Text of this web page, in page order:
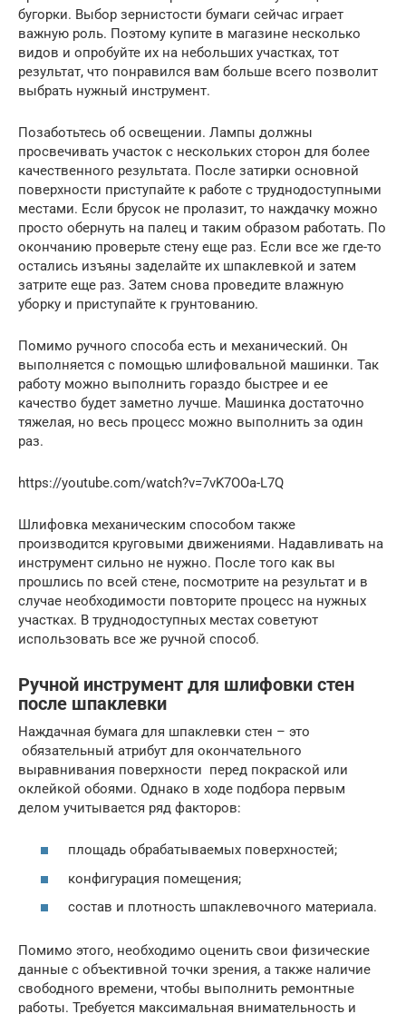
бугорки. Выбор зернистости бумаги сейчас играет
важную роль. Поэтому купите в магазине несколько
видов и опробуйте их на небольших участках, тот
результат, что понравился вам больше всего позволит
выбрать нужный инструмент.
Позаботьтесь об освещении. Лампы должны
просвечивать участок с нескольких сторон для более
качественного результата. После затирки основной
поверхности приступайте к работе с труднодоступными
местами. Если брусок не пролазит, то наждачку можно
просто обернуть на палец и таким образом работать. По
окончанию проверьте стену еще раз. Если все же где-то
остались изъяны заделайте их шпаклевкой и затем
затрите еще раз. Затем снова проведите влажную
уборку и приступайте к грунтованию.
Помимо ручного способа есть и механический. Он
выполняется с помощью шлифовальной машинки. Так
работу можно выполнить гораздо быстрее и ее
качество будет заметно лучше. Машинка достаточно
тяжелая, но весь процесс можно выполнить за один
раз.
https://youtube.com/watch?v=7vK7OOa-L7Q
Шлифовка механическим способом также
производится круговыми движениями. Надавливать на
инструмент сильно не нужно. После того как вы
прошлись по всей стене, посмотрите на результат и в
случае необходимости повторите процесс на нужных
участках. В труднодоступных местах советуют
использовать все же ручной способ.
Ручной инструмент для шлифовки стен
после шпаклевки
Наждачная бумага для шпаклевки стен – это
обязательный атрибут для окончательного
выравнивания поверхности перед покраской или
оклейкой обоями. Однако в ходе подбора первым
делом учитывается ряд факторов:
площадь обрабатываемых поверхностей;
конфигурация помещения;
состав и плотность шпаклевочного материала.
Помимо этого, необходимо оценить свои физические
данные с объективной точки зрения, а также наличие
свободного времени, чтобы выполнить ремонтные
работы. Требуется максимальная внимательность и